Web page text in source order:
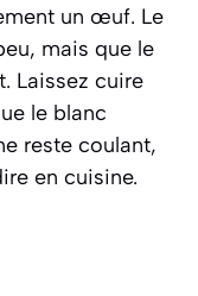
un œuf. Le
mais que le
Laissez cuire
le blanc
reste coulant,
en cuisine.